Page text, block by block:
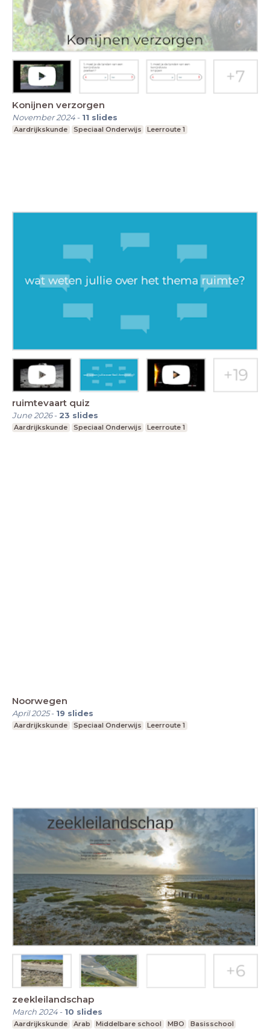
Konijnen verzorgen
November 2024- 11 slides
Aardrijkskunde Speciaal Onderwijs Leerroute 1
ruimtevaart quiz
June 2026- 23 slides
Aardrijkskunde Speciaal Onderwijs Leerroute 1
Noorwegen
April 2025- 19 slides
Aardrijkskunde Speciaal Onderwijs Leerroute 1
zeekleilandschap
March 2024- 10 slides
Aardrijkskunde Arab Middelbare school MBO Basisschool